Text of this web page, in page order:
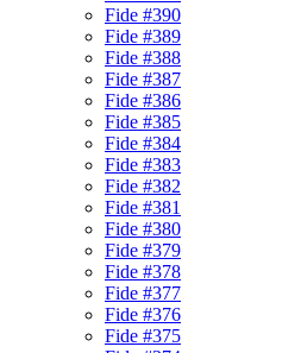
Fide #390
Fide #389
Fide #388
Fide #387
Fide #386
Fide #385
Fide #384
Fide #383
Fide #382
Fide #381
Fide #380
Fide #379
Fide #378
Fide #377
Fide #376
Fide #375